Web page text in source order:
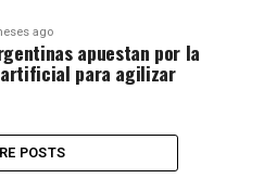
ago
apuestan por la
para agilizar
POSTS